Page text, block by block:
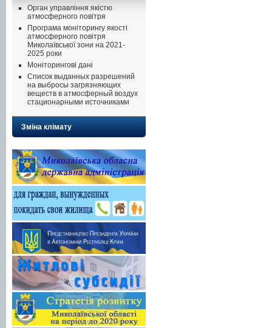
Орган управління якістю
атмосферного повітря
Програма моніторингу якості
атмосферного повітря
Миколаївської зони на 2021-
2025 роки
Моніторингові дані
Список выданных разрешений
на выбросы загрязняющих
веществ в атмосферный воздух
стационарными источниками
Зміна клімату